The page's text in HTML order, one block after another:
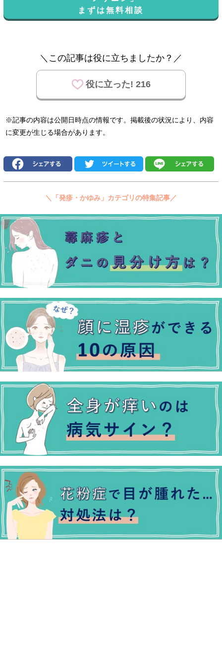
まずは無料相談
＼この記事は役に立ちましたか？／
役に立った! 216
※記事の内容は公開日時点の情報です。掲載後の状況により、内容
に変更が生じる場合があります。
＼「発疹・かゆみ」カテゴリの特集記事／